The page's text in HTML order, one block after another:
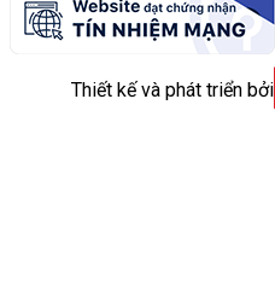
Thiết kế và phát triển bởi